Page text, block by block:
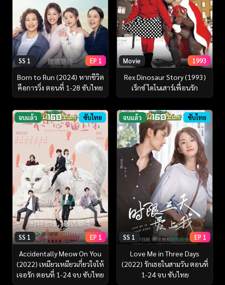
SS 1 EP 1
Born to Run (2024) หากชีวิต
คือการวิ่ง ตอนที่ 1-28 ซับไทย
Movie 1993
Rex Dinosaur Story (1993)
เร็กซ์ ไดโนเสาร์เพื่อนรัก
จบแล้ว ซับไทย
SS 1 EP 1
Accidentally Meow On You
(2022) เหมียวเหมียวเกี่ยวใจให้
เจอรัก ตอนที่ 1-24 จบ ซับไทย
จบแล้ว ซับไทย
SS 1 EP 1
Love Me in Three Days
(2022) รักเธอในสามวัน ตอนที่
1-24 จบ ซับไทย